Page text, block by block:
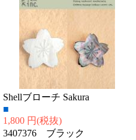
Shellブローチ Sakura
■
1,800 円(税抜)
3407376 ブラック